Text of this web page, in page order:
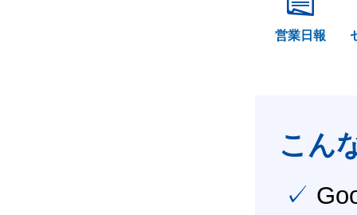
営業日報
こん
✓ Google Workspace（旧G Suite） を社内で導入